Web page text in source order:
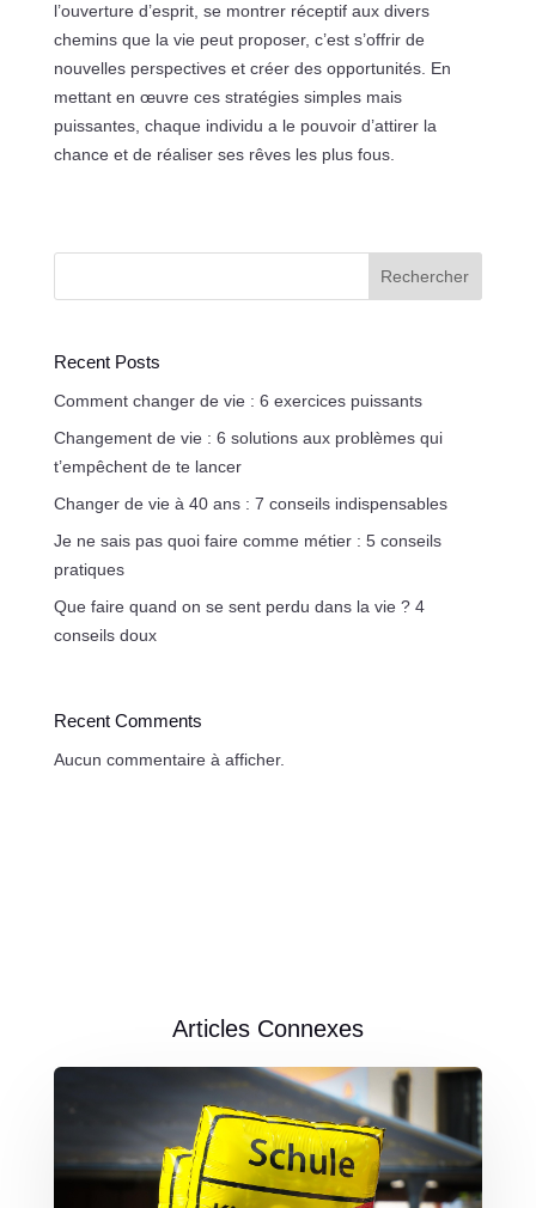
l’ouverture d’esprit, se montrer réceptif aux divers
chemins que la vie peut proposer, c’est s’offrir de
nouvelles perspectives et créer des opportunités. En
mettant en œuvre ces stratégies simples mais
puissantes, chaque individu a le pouvoir d’attirer la
chance et de réaliser ses rêves les plus fous.
Rechercher
Recent Posts
Comment changer de vie : 6 exercices puissants
Changement de vie : 6 solutions aux problèmes qui
t’empêchent de te lancer
Changer de vie à 40 ans : 7 conseils indispensables
Je ne sais pas quoi faire comme métier : 5 conseils
pratiques
Que faire quand on se sent perdu dans la vie ? 4
conseils doux
Recent Comments
Aucun commentaire à afficher.
Articles Connexes